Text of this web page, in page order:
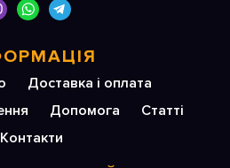
Доставка і оплата
Допомога
Статті
Контакти